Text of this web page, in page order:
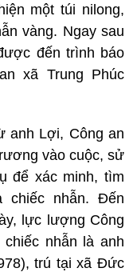
một túi nilong,
vàng. Ngay sau
đến trình báo
xã Trung Phúc
anh Lợi, Công an
vào cuộc, sử
để xác minh, tìm
chiếc nhẫn. Đến
lực lượng Công
nhẫn là anh
trú tại xã Đức